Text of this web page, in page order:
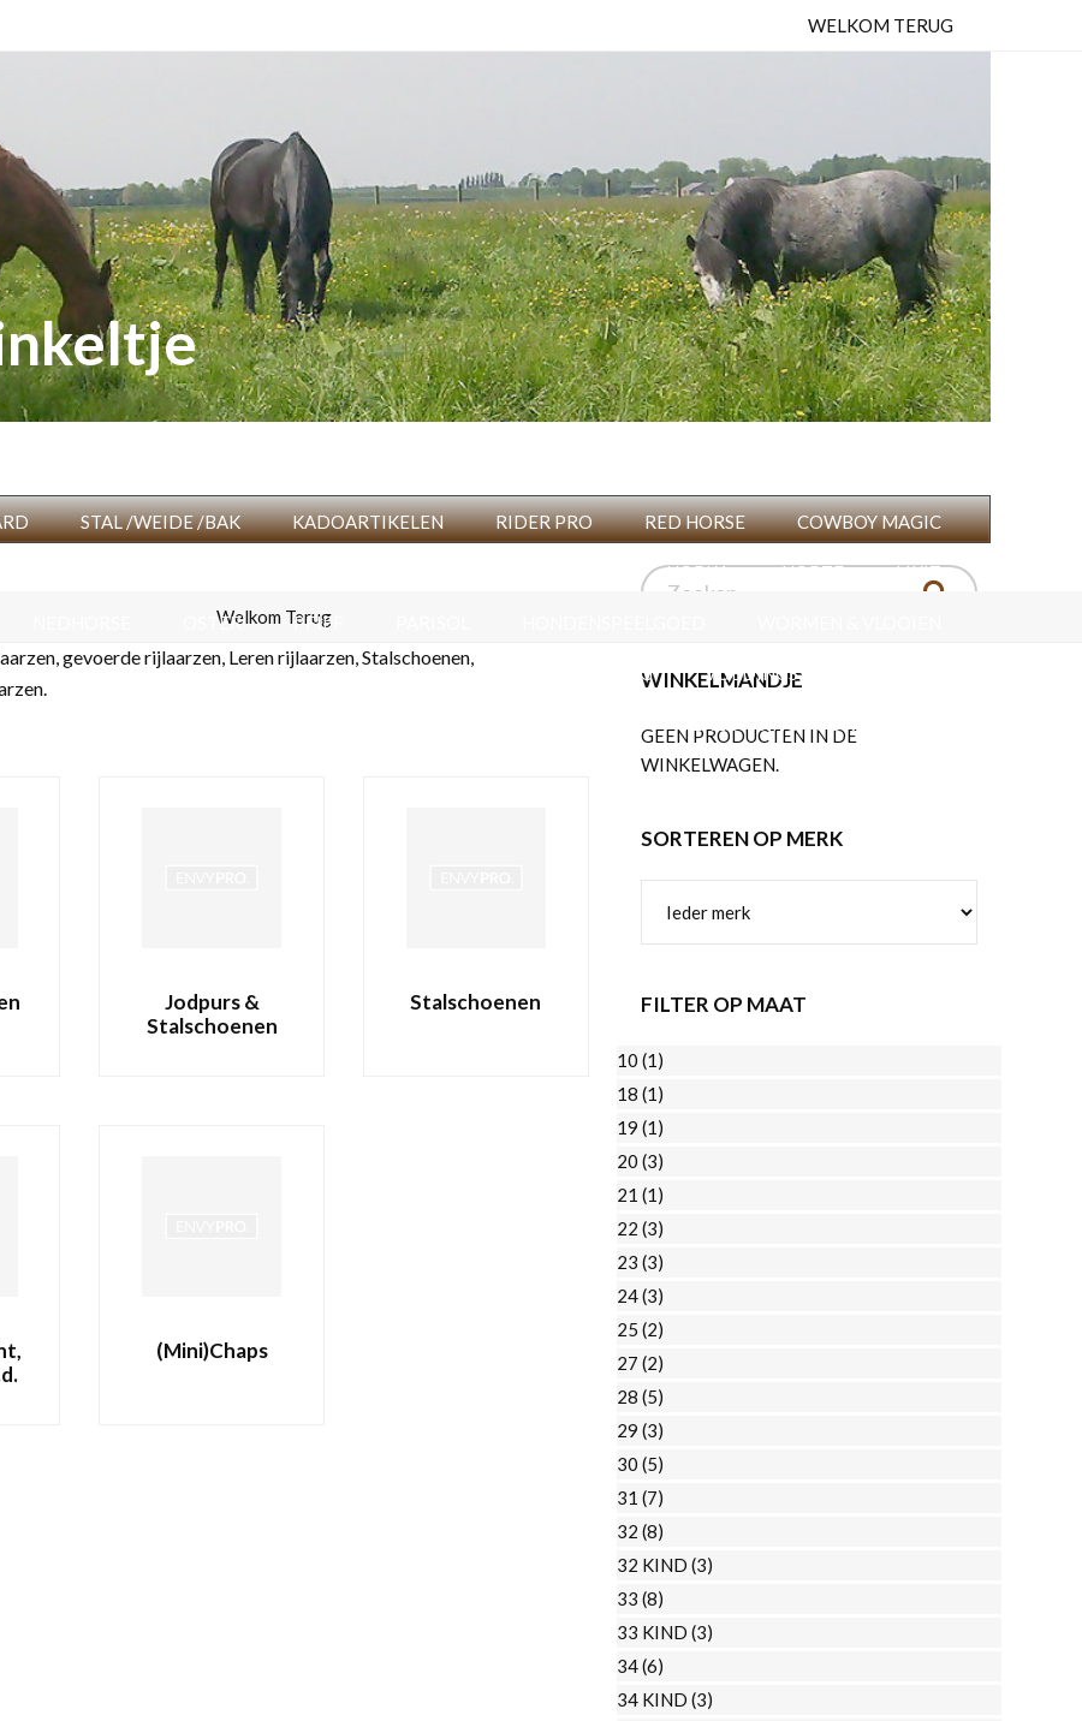
WELKOM TERUG
STAL /WEIDE /BAK KADOARTIKELEN RIDER PRO RED HORSE COWBOY MAGIC
HORKA HORZE LIKIT
OSTER PFIFF
HALSBANDEN & RIEMEN VOER & DRINKBAKKEN VERZORGING VOEDINGSSUPPLEMENTEN
Welkom Terug
gevoerde rijlaarzen, Leren rijlaarzen, Stalschoenen,
Jodpurs &
Stalschoenen
Stalschoenen
(Mini)Chaps
WINKELMANDJE
GEEN PRODUCTEN IN DE
WINKELWAGEN.
SORTEREN OP MERK
FILTER OP MAAT
10 (1)
18 (1)
19 (1)
20 (3)
21 (1)
22 (3)
23 (3)
24(3)
25 (2)
27 (2)
28 (5)
29 (3)
30 (5)
31 (7)
32 (8)
32 KIND (3)
33 (8)
33 KIND (3)
34(6)
34 KIND (3)